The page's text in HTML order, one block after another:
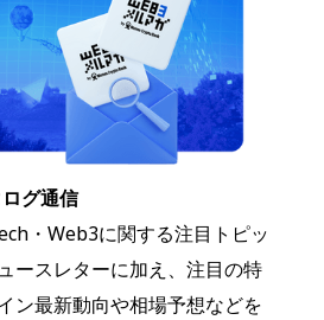
グ通信
・Web3に関する注目トピッ
ースレターに加え、注目の特
ン最新動向や相場予想などを